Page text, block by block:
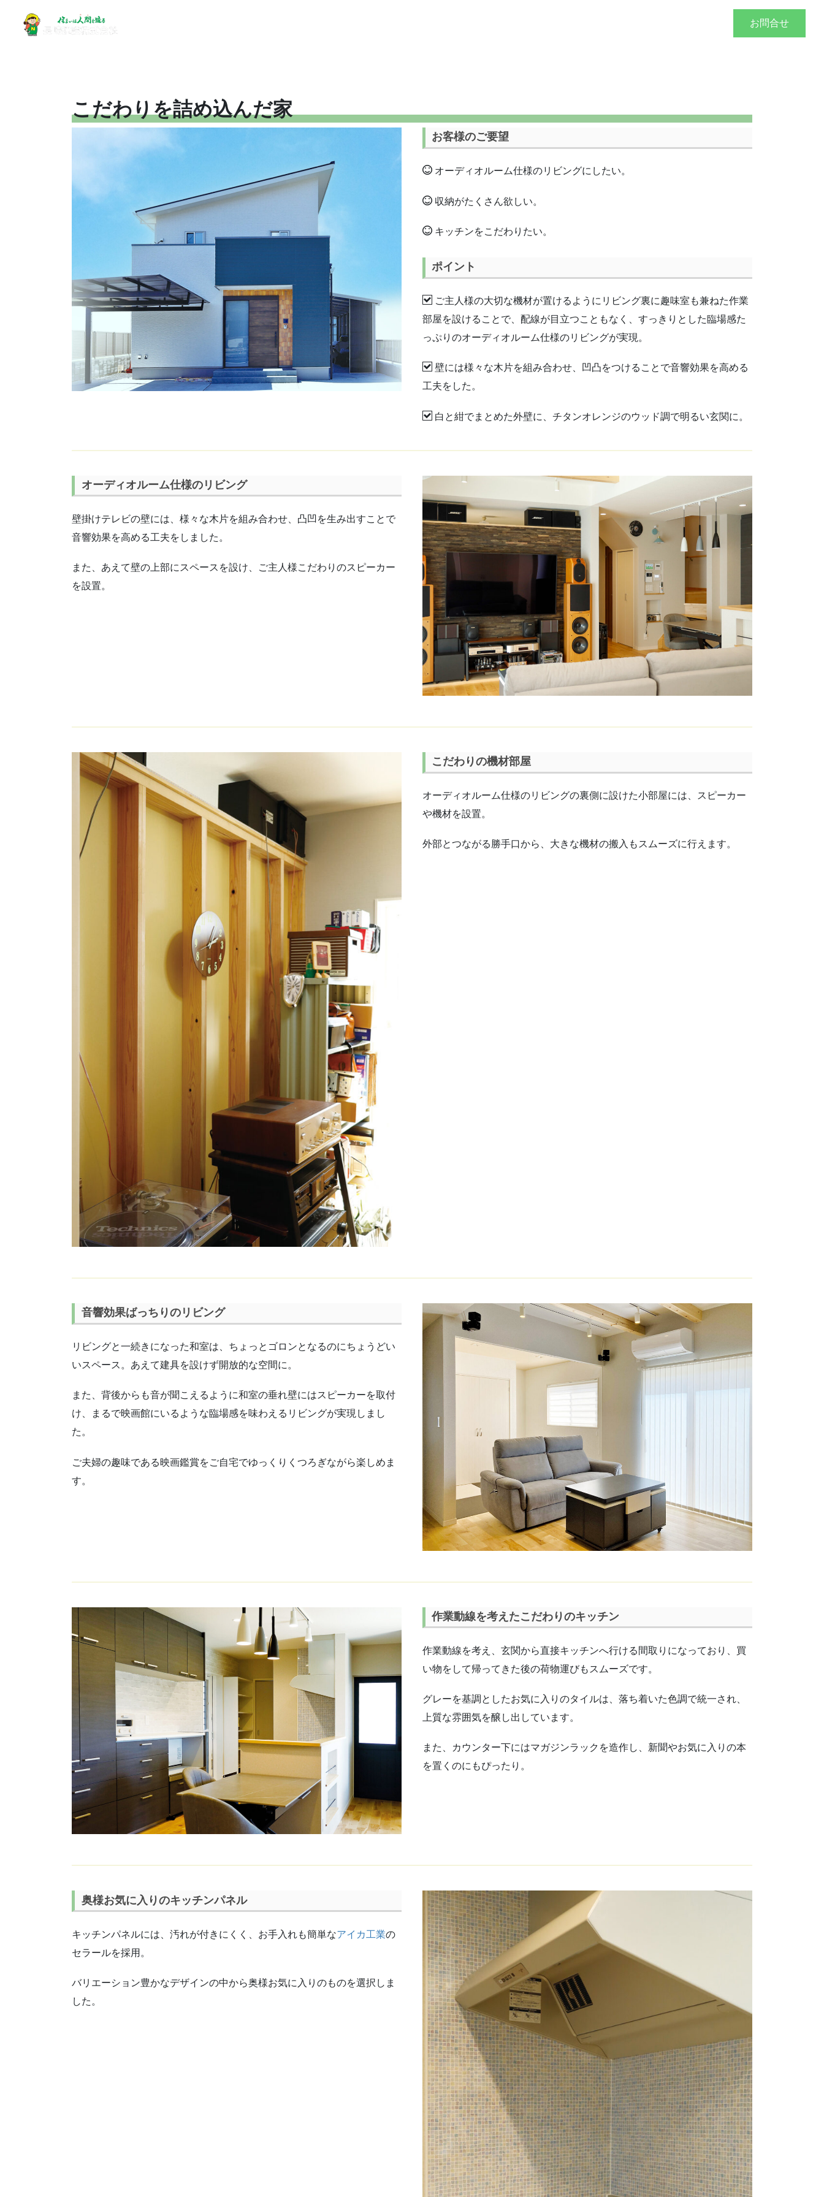
お問合せ
こだわりを詰め込んだ家
お客様のご要望
オーディオルーム仕様のリビングにしたい。
収納がたくさん欲しい。
キッチンをこだわりたい。
ポイント
ご主人様の大切な機材が置けるようにリビング裏に趣味室も兼ねた作業
部屋を設けることで、配線が目立つこともなく、すっきりとした臨場感た
っぷりのオーディオルーム仕様のリビングが実現。
壁には様々な木片を組み合わせ、凹凸をつけることで音響効果を高める
工夫をした。
白と紺でまとめた外壁に、チタンオレンジのウッド調で明るい玄関に。
オーディオルーム仕様のリビング
壁掛けテレビの壁には、様々な木片を組み合わせ、凸凹を生み出すことで
音響効果を高める工夫をしました。
また、あえて壁の上部にスペースを設け、ご主人様こだわりのスピーカー
を設置。
こだわりの機材部屋
オーディオルーム仕様のリビングの裏側に設けた小部屋には、スピーカー
や機材を設置。
外部とつながる勝手口から、大きな機材の搬入もスムーズに行えます。
音響効果ばっちりのリビング
リビングと一続きになった和室は、ちょっとゴロンとなるのにちょうどい
いスペース。あえて建具を設けず開放的な空間に。
また、背後からも音が聞こえるように和室の垂れ壁にはスピーカーを取付
け、まるで映画館にいるような臨場感を味わえるリビングが実現しまし
た。
ご夫婦の趣味である映画鑑賞をご自宅でゆっくりくつろぎながら楽しめま
す。
作業動線を考えたこだわりのキッチン
作業動線を考え、玄関から直接キッチンへ行ける間取りになっており、買
い物をして帰ってきた後の荷物運びもスムーズです。
グレーを基調としたお気に入りのタイルは、落ち着いた色調で統一され、
上質な雰囲気を醸し出しています。
また、カウンター下にはマガジンラックを造作し、新聞やお気に入りの本
を置くのにもぴったり。
奥様お気に入りのキッチンパネル
キッチンパネルには、汚れが付きにくく、お手入れも簡単なアイカ工業の
セラールを採用。
バリエーション豊かなデザインの中から奥様お気に入りのものを選択しま
した。